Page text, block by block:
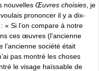
nouvelles Œuvres choisies , je
prononcer il y a dix-
« Si l’on compare à notre
ces œuvres (l’ancienne
l’ancienne société était
pas montré les choses
le visage haïssable de